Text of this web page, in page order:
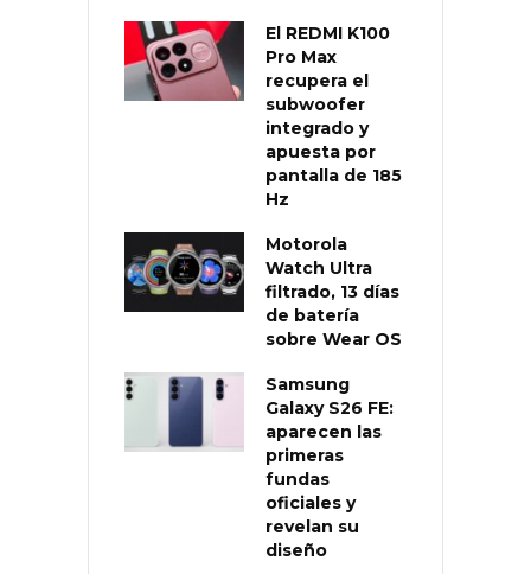
El REDMI K100
Pro Max
recupera el
subwoofer
integrado y
apuesta por
pantalla de 185
Hz
Motorola
Watch Ultra
filtrado, 13 días
de batería
sobre Wear OS
Samsung
Galaxy S26 FE:
aparecen las
primeras
fundas
oficiales y
revelan su
diseño